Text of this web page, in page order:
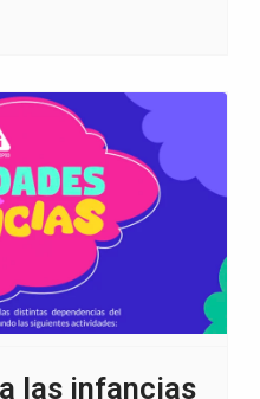
las infancias